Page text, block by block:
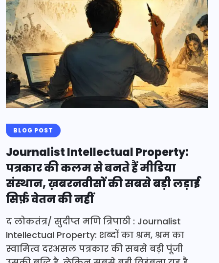
BLOG POST
Journalist Intellectual Property:
पत्रकार की कलम से बनते हैं मीडिया
संस्थान, ख़बरनवीसों की सबसे बड़ी लड़ाई
सिर्फ़ वेतन की नहीं
द लोकतंत्र/ सुदीप्त मणि त्रिपाठी : Journalist
Intellectual Property: शब्दों का श्रम, श्रम का
स्वामित्व दरअसल पत्रकार की सबसे बड़ी पूंजी